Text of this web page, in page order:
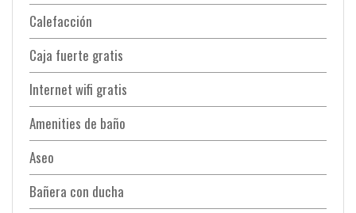
Calefacción
Caja fuerte gratis
Internet wifi gratis
Amenities de baño
Aseo
Bañera con ducha